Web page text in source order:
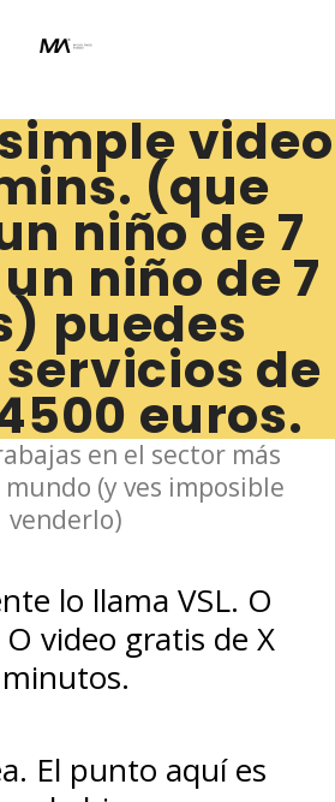
video
(que
niño de 7
niño de 7
puedes
de
euros.
en el sector más
(y ves imposible
venderlo)
lo llama VSL. O
video gratis de X
minutos.
El punto aquí es